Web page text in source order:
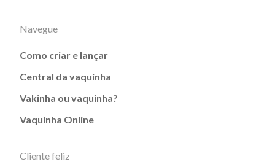
Navegue
Como criar e lançar
Central da vaquinha
Vakinha ou vaquinha?
Vaquinha Online
Cliente feliz